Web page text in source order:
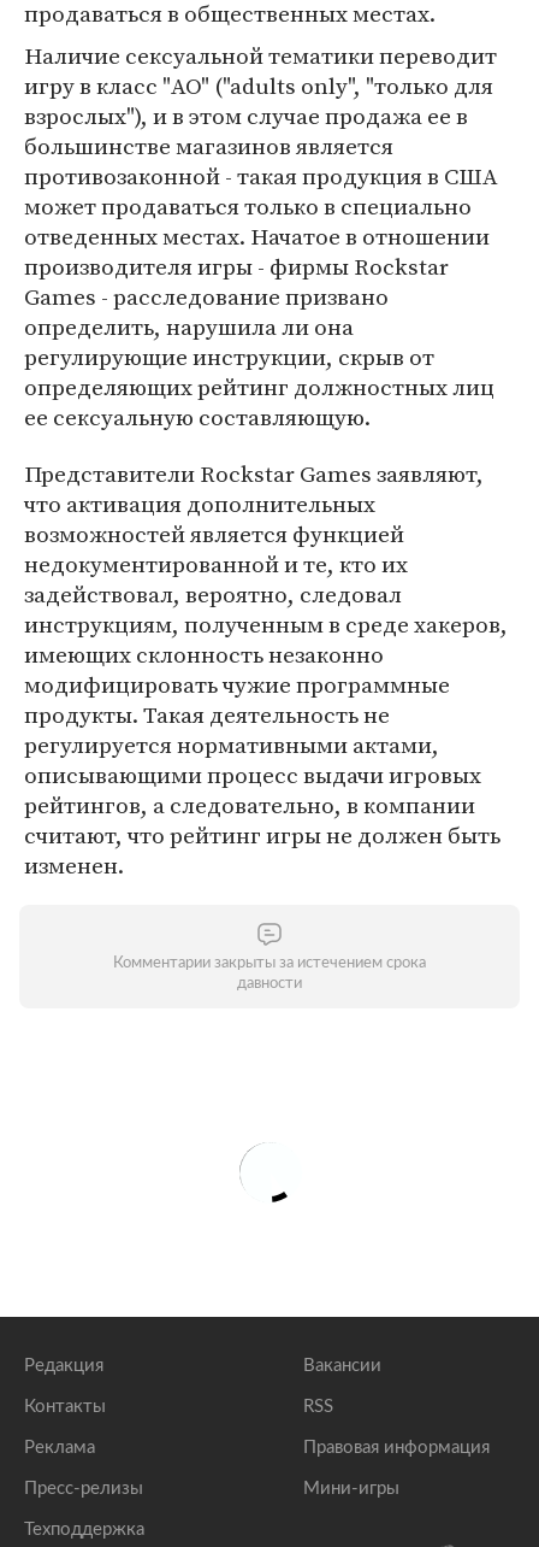
продаваться в общественных местах.
Наличие сексуальной тематики переводит
игру в класс "AO" ("adults only", "только для
взрослых"), и в этом случае продажа ее в
большинстве магазинов является
противозаконной - такая продукция в США
может продаваться только в специально
отведенных местах. Начатое в отношении
производителя игры - фирмы Rockstar
Games - расследование призвано
определить, нарушила ли она
регулирующие инструкции, скрыв от
определяющих рейтинг должностных лиц
ее сексуальную составляющую.
Представители Rockstar Games заявляют,
что активация дополнительных
возможностей является функцией
недокументированной и те, кто их
задействовал, вероятно, следовал
инструкциям, полученным в среде хакеров,
имеющих склонность незаконно
модифицировать чужие программные
продукты. Такая деятельность не
регулируется нормативными актами,
описывающими процесс выдачи игровых
рейтингов, а следовательно, в компании
считают, что рейтинг игры не должен быть
изменен.
Комментарии закрыты за истечением срока
давности
Редакция
Контакты
Реклама
Пресс-релизы
Техподдержка
Вакансии
RSS
Правовая информация
Мини-игры